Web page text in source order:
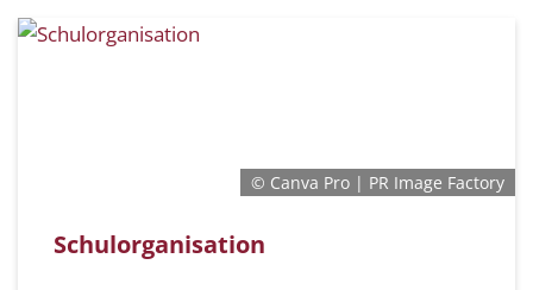
© Canva Pro | PR Image Factory
Schulorganisation